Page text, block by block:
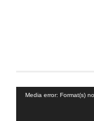
Reproductor
Media error: Format(s)